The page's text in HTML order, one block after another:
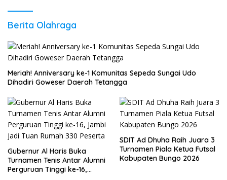
Berita Olahraga
Meriah! Anniversary ke-1 Komunitas Sepeda Sungai Udo
Dihadiri Goweser Daerah Tetangga
Gubernur Al Haris Buka
Turnamen Tenis Antar Alumni
Perguruan Tinggi ke-16,
SDIT Ad Dhuha Raih Juara 3
Turnamen Piala Ketua Futsal
Kabupaten Bungo 2026